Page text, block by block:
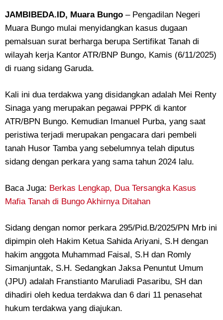
JAMBIBEDA.ID, Muara Bungo – Pengadilan Negeri
Muara Bungo mulai menyidangkan kasus dugaan
pemalsuan surat berharga berupa Sertifikat Tanah di
wilayah kerja Kantor ATR/BNP Bungo, Kamis (6/11/2025)
di ruang sidang Garuda.
Kali ini dua terdakwa yang disidangkan adalah Mei Renty
Sinaga yang merupakan pegawai PPPK di kantor
ATR/BPN Bungo. Kemudian Imanuel Purba, yang saat
peristiwa terjadi merupakan pengacara dari pembeli
tanah Husor Tamba yang sebelumnya telah diputus
sidang dengan perkara yang sama tahun 2024 lalu.
Baca Juga: Berkas Lengkap, Dua Tersangka Kasus
Mafia Tanah di Bungo Akhirnya Ditahan
Sidang dengan nomor perkara 295/Pid.B/2025/PN Mrb ini
dipimpin oleh Hakim Ketua Sahida Ariyani, S.H dengan
hakim anggota Muhammad Faisal, S.H dan Romly
Simanjuntak, S.H. Sedangkan Jaksa Penuntut Umum
(JPU) adalah Franstianto Maruliadi Pasaribu, SH dan
dihadiri oleh kedua terdakwa dan 6 dari 11 penasehat
hukum terdakwa yang diajukan.